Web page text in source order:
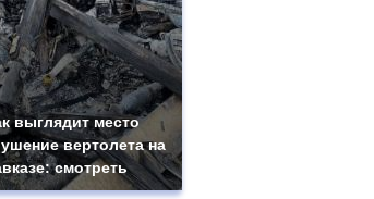
выглядит место
вертолета на
смотреть